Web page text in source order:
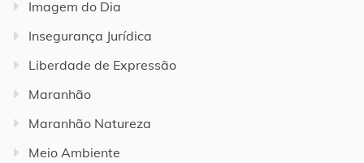
Imagem do Dia
Insegurança Jurídica
Liberdade de Expressão
Maranhão
Maranhão Natureza
Meio Ambiente